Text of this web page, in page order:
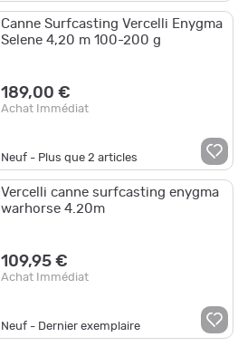
Canne Surfcasting Vercelli Enygma
Selene 4,20 m 100-200 g
189,00 €
Achat Immédiat
Neuf - Plus que2 articles
Vercelli canne surfcasting enygma
warhorse 4.20m
109,95 €
Achat Immédiat
Neuf - Dernier exemplaire